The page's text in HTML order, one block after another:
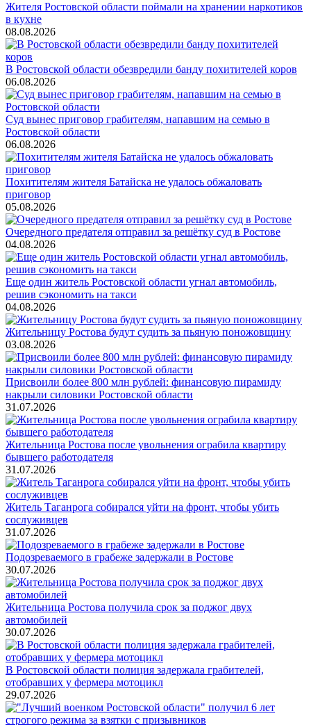
Жителя Ростовской области поймали на хранении наркотиков
в кухне
08.08.2026
В Ростовской области обезвредили банду похитителей коров
06.08.2026
Суд вынес приговор грабителям, напавшим на семью в
Ростовской области
06.08.2026
Похитителям жителя Батайска не удалось обжаловать
приговор
05.08.2026
Очередного предателя отправил за решётку суд в Ростове
04.08.2026
Еще один житель Ростовской области угнал автомобиль,
решив сэкономить на такси
04.08.2026
Жительницу Ростова будут судить за пьяную поножовщину
03.08.2026
Присвоили более 800 млн рублей: финансовую пирамиду
накрыли силовики Ростовской области
31.07.2026
Жительница Ростова после увольнения ограбила квартиру
бывшего работодателя
31.07.2026
Житель Таганрога собирался уйти на фронт, чтобы убить
сослуживцев
31.07.2026
Подозреваемого в грабеже задержали в Ростове
30.07.2026
Жительница Ростова получила срок за поджог двух
автомобилей
30.07.2026
В Ростовской области полиция задержала грабителей,
отобравших у фермера мотоцикл
29.07.2026